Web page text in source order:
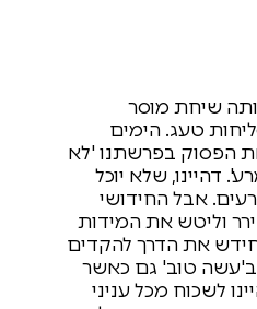
שיחת מוסר
טעג. הימים
הפסוק בפרשתנו 'לא
דהיינו, שלא יוכל
אבל החידושי
וליטש את המידות
את הדרך להקדים
ב'עשה טוב' גם כאשר
לשכוח מכל עניני